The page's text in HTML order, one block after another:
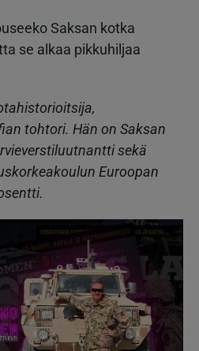
Saksan kotka
se alkaa pikkuhiljaa
tohtori. Hän on Saksan
sekä
Euroopan